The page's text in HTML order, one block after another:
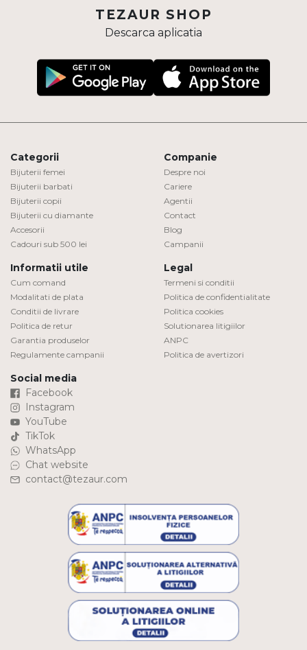
TEZAUR SHOP
Descarca aplicatia
Categorii
Bijuterii femei
Bijuterii barbati
Bijuterii copii
Bijuterii cu diamante
Accesorii
Cadouri sub 500 lei
Companie
Despre noi
Cariere
Agentii
Contact
Blog
Campanii
Informatii utile
Cum comand
Modalitati de plata
Conditii de livrare
Politica de retur
Garantia produselor
Regulamente campanii
Legal
Termeni si conditii
Politica de confidentialitate
Politica cookies
Solutionarea litigiilor
ANPC
Politica de avertizori
Social media
Facebook
Instagram
YouTube
TikTok
WhatsApp
Chat website
contact@tezaur.com